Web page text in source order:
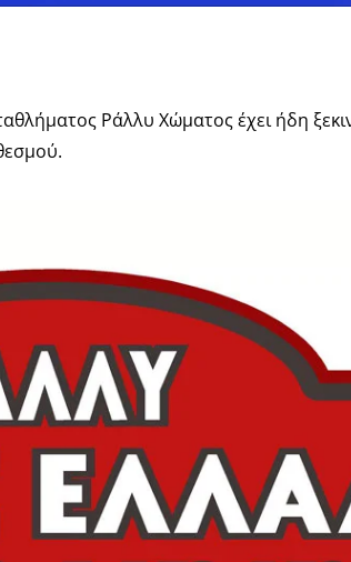
Ράλλυ Χώματος έχει ήδη